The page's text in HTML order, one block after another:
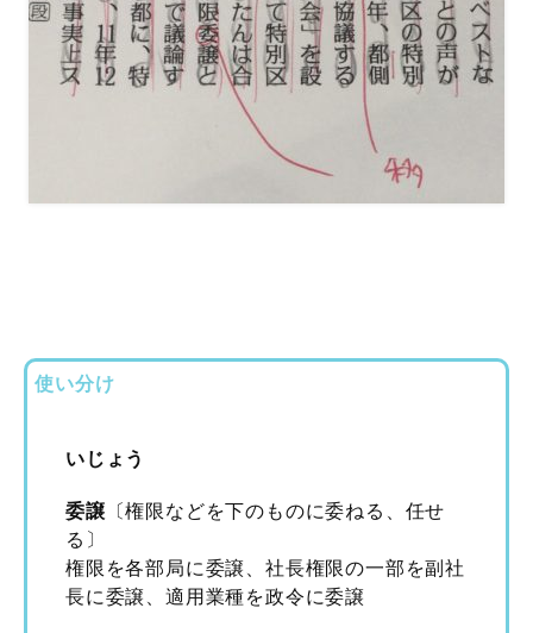
使い分け
いじょう
委譲 〔権限などを下のものに委ねる、任せ
る〕
権限を各部局に委譲、社長権限の一部を副社
長に委譲、適用業種を政令に委譲